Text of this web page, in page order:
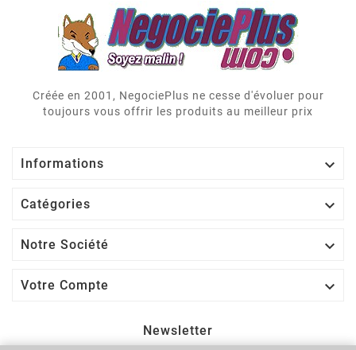
Créée en 2001, NegociePlus ne cesse d'évoluer pour
toujours vous offrir les produits au meilleur prix
Informations 
Catégories 
Notre Société 
Votre Compte 
Newsletter